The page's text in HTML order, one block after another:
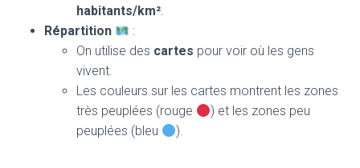
habitants/km².
Répartition
:
On utilise des cartes pour voir où les gens
vivent.
Les couleurs sur les cartes montrent les zones
très peuplées (rouge
) et les zones peu
peuplées (bleu
).